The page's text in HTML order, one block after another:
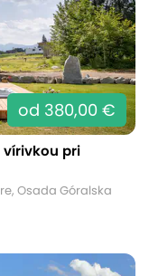
od 380,00 €
vírivkou pri
Osada Góralska